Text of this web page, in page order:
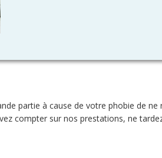
partie à cause de votre phobie de
compter sur nos prestations, ne